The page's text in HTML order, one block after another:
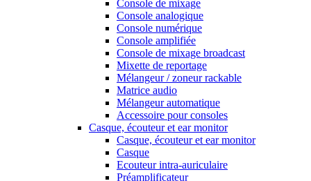
Console de mixage
Console analogique
Console numérique
Console amplifiée
Console de mixage broadcast
Mixette de reportage
Mélangeur / zoneur rackable
Matrice audio
Mélangeur automatique
Accessoire pour consoles
Casque, écouteur et ear monitor
Casque, écouteur et ear monitor
Casque
Ecouteur intra-auriculaire
Préamplificateur